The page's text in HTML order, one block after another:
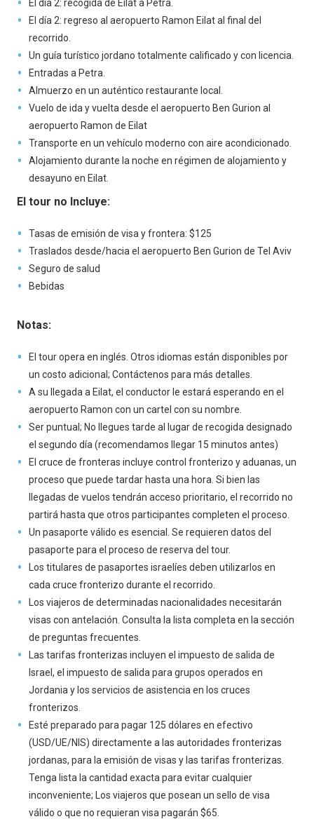
El día 2: recogida de Eilat a Petra.
El día 2: regreso al aeropuerto Ramon Eilat al final del
recorrido.
Un guía turístico jordano totalmente calificado y con licencia.
Entradas a Petra.
Almuerzo en un auténtico restaurante local.
Vuelo de ida y vuelta desde el aeropuerto Ben Gurion al
aeropuerto Ramon de Eilat
Transporte en un vehículo moderno con aire acondicionado.
Alojamiento durante la noche en régimen de alojamiento y
desayuno en Eilat.
El tour no Incluye:
Tasas de emisión de visa y frontera: $125
Traslados desde/hacia el aeropuerto Ben Gurion de Tel Aviv
Seguro de salud
Bebidas
Notas:
El tour opera en inglés. Otros idiomas están disponibles por
un costo adicional; Contáctenos para más detalles.
A su llegada a Eilat, el conductor le estará esperando en el
aeropuerto Ramon con un cartel con su nombre.
Ser puntual; No llegues tarde al lugar de recogida designado
el segundo día (recomendamos llegar 15 minutos antes)
El cruce de fronteras incluye control fronterizo y aduanas, un
proceso que puede tardar hasta una hora. Si bien las
llegadas de vuelos tendrán acceso prioritario, el recorrido no
partirá hasta que otros participantes completen el proceso.
Un pasaporte válido es esencial. Se requieren datos del
pasaporte para el proceso de reserva del tour.
Los titulares de pasaportes israelíes deben utilizarlos en
cada cruce fronterizo durante el recorrido.
Los viajeros de determinadas nacionalidades necesitarán
visas con antelación. Consulta la lista completa en la sección
de preguntas frecuentes.
Las tarifas fronterizas incluyen el impuesto de salida de
Israel, el impuesto de salida para grupos operados en
Jordania y los servicios de asistencia en los cruces
fronterizos.
Esté preparado para pagar 125 dólares en efectivo
(USD/UE/NIS) directamente a las autoridades fronterizas
jordanas, para la emisión de visas y las tarifas fronterizas.
Tenga lista la cantidad exacta para evitar cualquier
inconveniente; Los viajeros que posean un sello de visa
válido o que no requieran visa pagarán $65.